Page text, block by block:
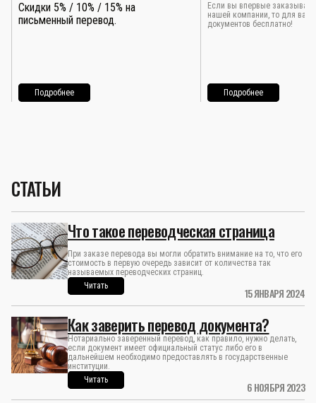
Скидки 5% / 10% / 15% на
письменный перевод.
Подробнее
Если вы впервые
нашей компании, то для вас
документов бесплатно!
Подробнее
СТАТЬИ
15 ЯНВАРЯ 2024
Что такое переводческая страница
При заказе перевода вы могли обратить внимание на то, что его
стоимость в первую очередь зависит от количества так
называемых переводческих страниц.
Читать
6 НОЯБРЯ 2023
Как заверить перевод документа?
Нотариально заверенный перевод, как правило, нужно делать,
если документ имеет официальный статус либо его в
дальнейшем необходимо предоставлять в государственные
институции.
Читать